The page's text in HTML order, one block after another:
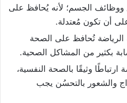
ووظائف الجسم؛ لأنه يُحافظ على
أن تكون مُعتدلة.
تُحافظ على الصحة
بكثير من المشاكل الصحية.
وثيقًا بالصحة النفسية،
والشعور بالتحسُن يجب